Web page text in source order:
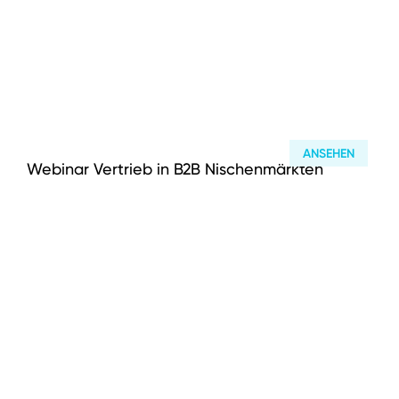
ANSEHEN
Webinar Vertrieb in B2B Nischenmärkten